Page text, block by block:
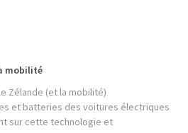
mobilité
Zélande (et la mobilité)
et batteries des voitures électriques
sur cette technologie et